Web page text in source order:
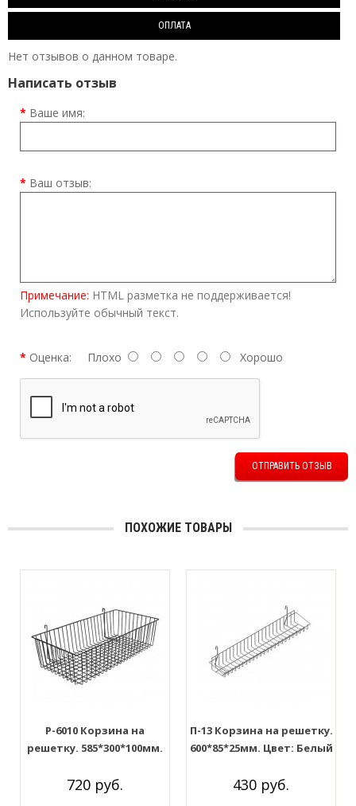
ОПЛАТА
Нет отзывов о данном товаре.
Написать отзыв
Ваше имя:
Ваш отзыв:
Примечание: HTML разметка не поддерживается!
Используйте обычный текст.
Оценка: Плохо Хорошо
ОТПРАВИТЬ ОТЗЫВ
ПОХОЖИЕ ТОВАРЫ
P-6010 Корзина на
решетку. 585*300*100мм.
720 руб.
П-13 Корзина на решетку.
600*85*25мм. Цвет: Белый
430 руб.